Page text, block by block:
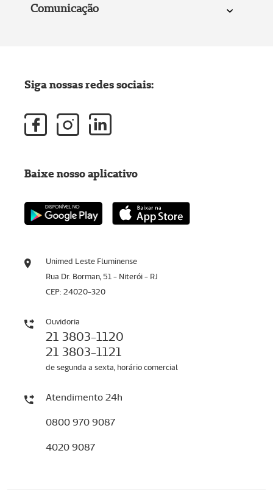
Comunicação
Unimed Leste Fluminense
Rua Dr. Borman, 51 - Niterói - RJ
CEP: 24020-320
Ouvidoria
21 3803-1120
21 3803-1121
de segunda a sexta, horário comercial
Atendimento 24h
0800 970 9087
4020 9087
Siga nossas redes sociais:
Baixe nosso aplicativo